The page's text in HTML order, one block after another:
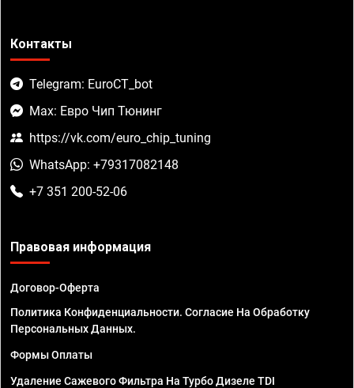
Контакты
Telegram: EuroCT_bot
Max: Евро Чип Тюнинг
https://vk.com/euro_chip_tuning
WhatsApp: +79317082148
+7 351 200-52-06
Правовая информация
Договор-Оферта
Политика Конфиденциальности. Согласие На Обработку
Персональных Данных.
Формы Оплаты
Удаление Сажевого Фильтра На Турбо Дизеле TDI